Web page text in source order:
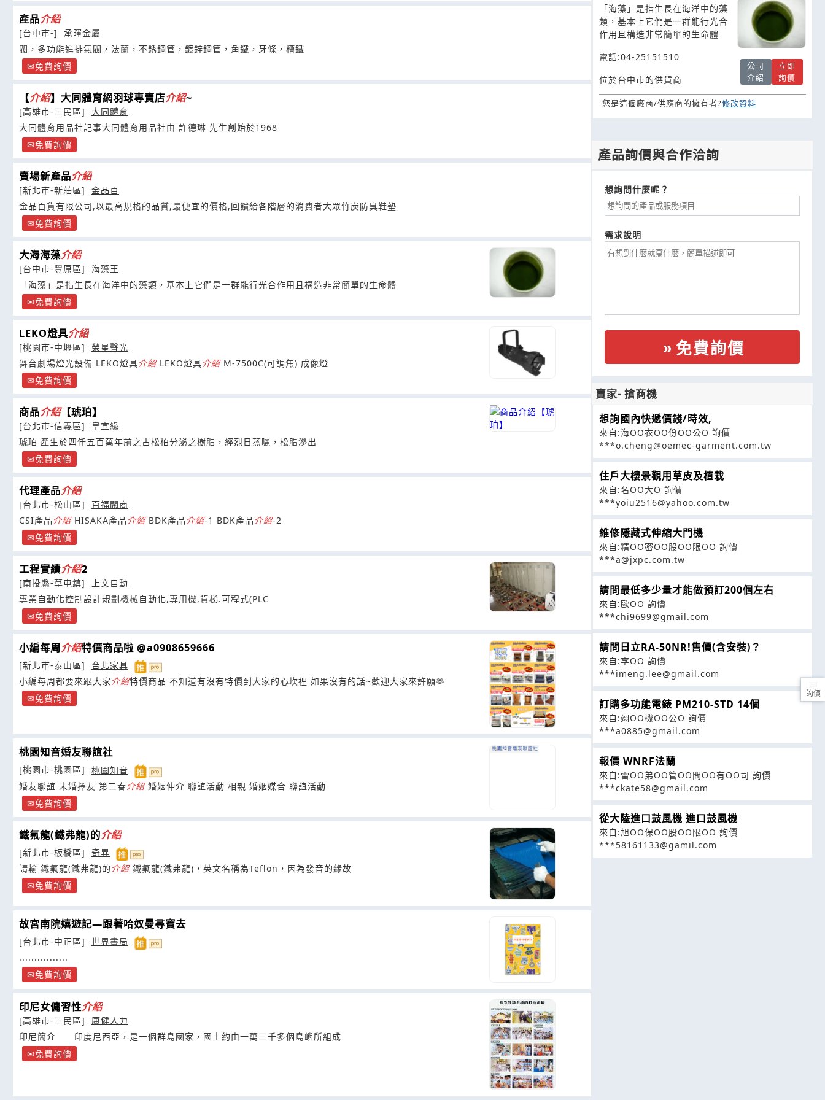
產品介紹
[台中市-]
承暉金屬
閥，多功能進排氣閥，法蘭，不銹鋼管，鍍鋅鋼管，角鐵，牙條，槽鐵
免費詢價
【介紹】大同體育網羽球專賣店介紹~
[高雄市-三民區]
大同體育
大同體育用品社記事大同體育用品社由 許德琳 先生創始於1968
免費詢價
賣場新產品介紹
[新北市-新莊區]
金品百
金品百貨有限公司,以最高規格的品質,最便宜的價格,回饋給各階層的消費者大眾竹炭防臭鞋墊
免費詢價
大海海藻介紹
[台中市-豐原區]
海藻王
「海藻」是指生長在海洋中的藻類，基本上它們是一群能行光合作用且構造非常簡單的生命體
免費詢價
LEKO燈具介紹
[桃園市-中壢區]
榮星聲光
舞台劇場燈光設備 LEKO燈具介紹LEKO燈具介紹 M-7500C(可調焦) 成像燈
免費詢價
商品介紹【琥珀】
[台北市-信義區]
皇宣緣
琥珀 產生於四仟五百萬年前之古松柏分泌之樹脂，經烈日蒸曬，松脂滲出
免費詢價
代理產品介紹
[台北市-松山區]
百福閥商
CSI產品 介紹 HISAKA產品 介紹BDK產品 介紹 -1 BDK產品 介紹-2
免費詢價
工程實績介紹2
[南投縣-草屯鎮]
上文自動
專業自動化控制設計規劃機械自動化,專用機,貨梯.可程式(PLC
免費詢價
小編每周介紹特價商品啦 @a0908659666
[新北市-泰山區]
台北家具
小編每周都要來跟大家 介紹特價商品 不知道有沒有特價到大家的心坎裡 如果沒有的話~歡迎大家來許願🫶
免費詢價
桃園知音婚友聯誼社
[桃園市-桃園區]
桃園知音
婚友聯誼 未婚擇友 第二春介紹婚姻仲介 聯誼活動 相親 婚姻媒合 聯誼活動
免費詢價
鐵氟龍(鐵弗龍)的介紹
[新北市-板橋區]
奇異
請輸 鐵氟龍(鐵弗龍)的 介紹 鐵氟龍(鐵弗龍)，英文名稱為Teflon，因為發音的緣故
免費詢價
故宮南院嬉遊記—跟著哈奴曼尋寶去
[台北市-中正區]
世界書局
................
免費詢價
印尼女傭習性介紹
[高雄市-三民區]
康健人力
印尼簡介 印度尼西亞，是一個群島國家，國土約由一萬三千多個島嶼所組成
免費詢價
「海藻」是指生長在海洋中的藻
類，基本上它們是一群能行光合
作用且構造非常簡單的生命體
電話:04-25151510
位於台中市的供貨商
公司
介紹
立即
詢價
您是這個廠商/供應商的擁有者?修改資料
產品詢價與合作洽詢
想詢問什麼呢？
需求說明
免費詢價
賣家- 搶商機
想詢國內快遞價錢/時效,
來自:海OO衣OO份OO公O 詢價
***o.cheng@oemec-garment.com.tw
住戶大樓景觀用草皮及植栽
來自:名OO大O 詢價
***yoiu2516@yahoo.com.tw
維修隱藏式伸縮大門機
來自:精OO密OO股OO限OO 詢價
***a@jxpc.com.tw
請問最低多少量才能做預訂200個左右
來自:歐OO 詢價
***chi9699@gmail.com
請問日立RA-50NR!售價(含安裝)？
來自:李OO 詢價
***imeng.lee@gmail.com
訂購多功能電錶 PM210-STD 14個
來自:翊OO機OO公O 詢價
***a0885@gmail.com
報價 WNRF法蘭
來自:雷OO弟OO管OO問OO有OO司 詢價
***ckate58@gmail.com
從大陸進口鼓風機 進口鼓風機
來自:旭OO保OO股OO限OO 詢價
***58161133@gamil.com
詢價